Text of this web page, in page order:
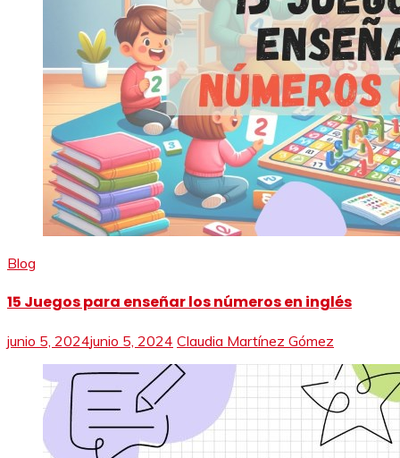
Blog
15 Juegos para enseñar los números en inglés
junio 5, 2024junio 5, 2024 Claudia Martínez Gómez